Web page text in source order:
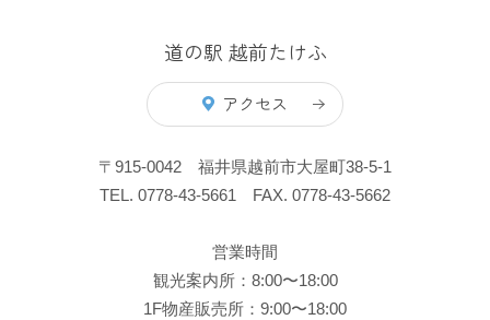
道の駅 越前たけふ
アクセス
〒915-0042 福井県越前市大屋町38-5-1
TEL. 0778-43-5661 FAX. 0778-43-5662
営業時間
観光案内所：8:00〜18:00
1F物産販売所：9:00〜18:00